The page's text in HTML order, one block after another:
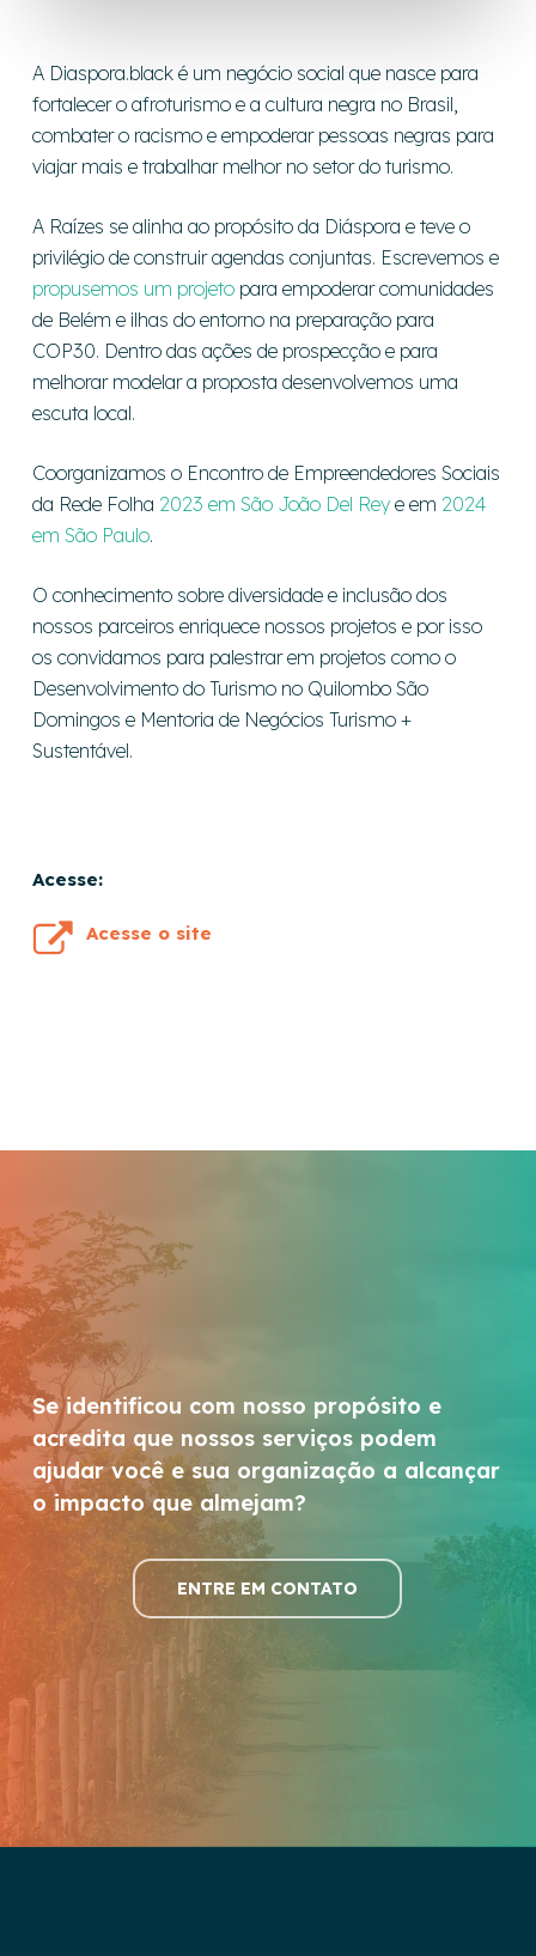
A Diaspora.black é um negócio social que nasce para
fortalecer o afroturismo e a cultura negra no Brasil,
combater o racismo e empoderar pessoas negras para
viajar mais e trabalhar melhor no setor do turismo.
A Raízes se alinha ao propósito da Diáspora e teve o
privilégio de construir agendas conjuntas. Escrevemos e
propusemos um projetopara empoderar comunidades
de Belém e ilhas do entorno na preparação para
COP30. Dentro das ações de prospecção e para
melhorar modelar a proposta desenvolvemos uma
escuta local.
Coorganizamos o Encontro de Empreendedores Sociais
da Rede Folha 2023 em São João Del Reye em 2024
em São Paulo.
O conhecimento sobre diversidade e inclusão dos
nossos parceiros enriquece nossos projetos e por isso
os convidamos para palestrar em projetos como o
Desenvolvimento do Turismo no Quilombo São
Domingos e Mentoria de Negócios Turismo +
Sustentável.
Acesse:
Acesse o site
Se identificou com nosso propósito e
acredita que nossos serviços podem
ajudar você e sua organização a alcançar
o impacto que almejam?
ENTRE EM CONTATO